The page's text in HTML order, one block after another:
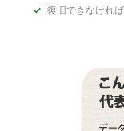
復旧できなけれ